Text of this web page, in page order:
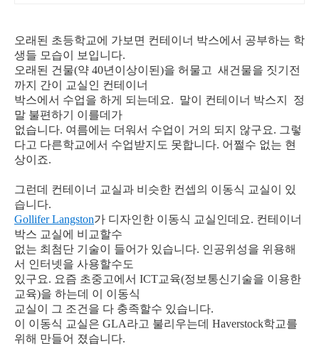
오래된 초등학교에 가보면 컨테이너 박스에서 공부하는 학
생들 모습이 보입니다.
오래된 건물(약 40년이상이된)을 허물고 새건물을 짓기전
까지 간이 교실인 컨테이너
박스에서 수업을 하게 되는데요. 말이 컨테이너 박스지 정
말 불편하기 이를데가
없습니다. 여름에는 더워서 수업이 거의 되지 않구요. 그렇
다고 다른학교에서 수업받지도 못합니다. 어쩔수 없는 현
상이죠.
그런데 컨테이너 교실과 비슷한 컨셉의 이동식 교실이 있
습니다.
Gollifer Langston가 디자인한 이동식 교실인데요. 컨테이너
박스 교실에 비교할수
없는 최첨단 기술이 들어가 있습니다. 인공위성을 위용해
서 인터넷을 사용할수도
있구요. 요즘 초중고에서 ICT교육(정보통신기술을 이용한
교육)을 하는데 이 이동식
교실이 그 조건을 다 충족할수 있습니다.
이 이동식 교실은 GLA라고 불리우는데 Haverstock학교를
위해 만들어 졌습니다.